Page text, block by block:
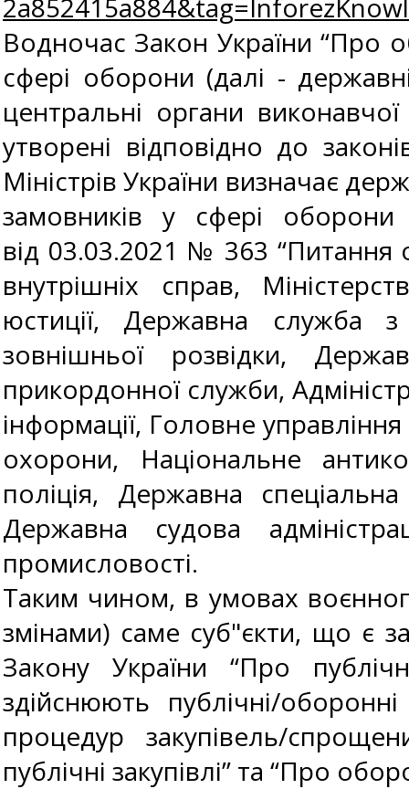
Водночас Закон України “Про
сфері оборони (далі -
центральні органи
утворені відповідно до
Міністрів України визначає
замовників у сфері оборони
від 03.03.2021 № 363 “Питання
внутрішніх справ,
юстиції, Державна служба
зовнішньої розвідки,
прикордонної служби,
інформації, Головне
охорони, Національне
поліція, Державна
Державна судова
промисловості.
Таким чином, в умовах
змінами) саме суб"єкти, що є
Закону України “Про
здійснюють публічні/
процедур закупівель/
публічні закупівлі” та “Про